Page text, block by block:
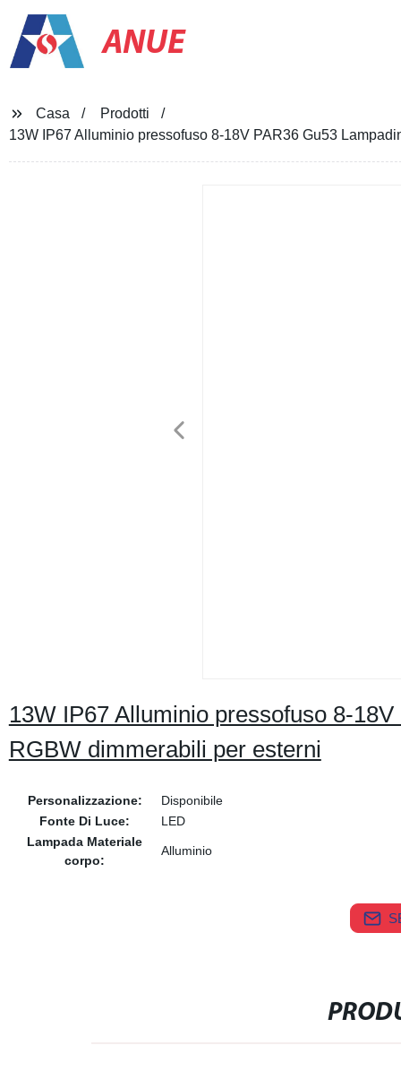
ANUE
Casa
Prodotti
13W IP67 Alluminio pressofuso 8-18V PAR36 Gu53
13W IP67 Alluminio pressofuso 8-
RGBW dimmerabili per esterni
Personalizzazione:
Disponibile
Fonte Di Luce:
LED
Lampada Materiale
corpo:
Alluminio